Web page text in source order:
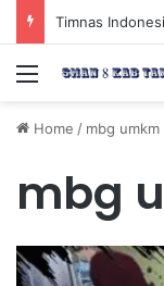
Menu
Home / mbg umkm
mbg